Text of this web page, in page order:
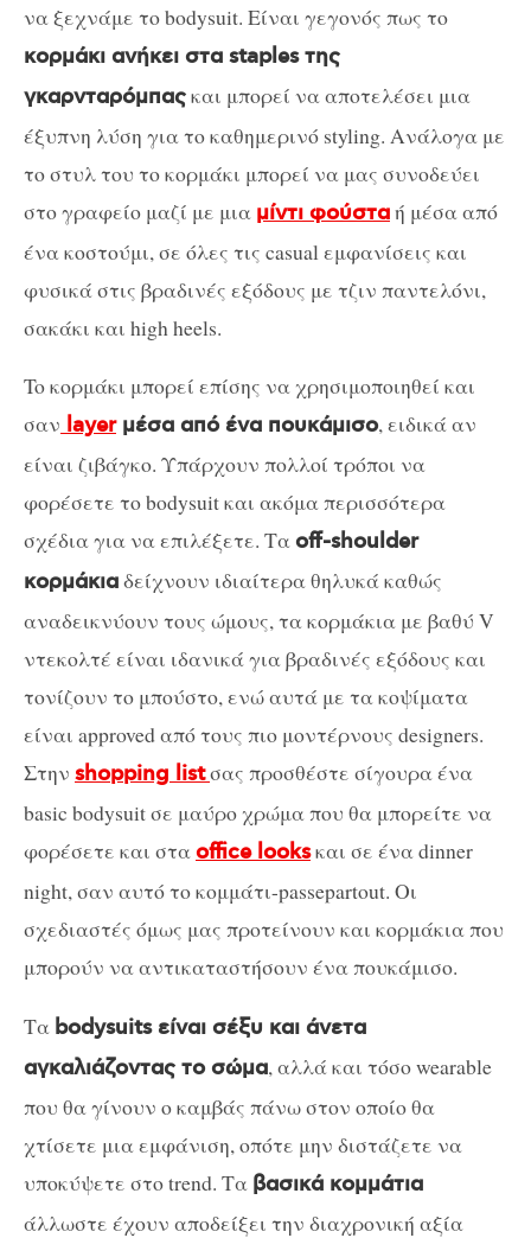
να ξεχνάμε το bodysuit. Είναι γεγονός πως το
κορμάκι ανήκει στα staples της
γκαρνταρόμπαςκαι μπορεί να αποτελέσει μια
έξυπνη λύση για το καθημερινό styling. Ανάλογα με
το στυλ του το κορμάκι μπορεί να μας συνοδεύει
στο γραφείο μαζί με μια μίντι φούσταή μέσα από
ένα κοστούμι, σε όλες τις casual εμφανίσεις και
φυσικά στις βραδινές εξόδους με τζιν παντελόνι,
σακάκι και high heels.
To κορμάκι μπορεί επίσης να χρησιμοποιηθεί και
σαν layerμέσα από ένα πουκάμισο, ειδικά αν
είναι ζιβάγκο. Υπάρχουν πολλοί τρόποι να
φορέσετε το bodysuit και ακόμα περισσότερα
σχέδια για να επιλέξετε. Ταoff-shoulder
κορμάκιαδείχνουν ιδιαίτερα θηλυκά καθώς
αναδεικνύουν τους ώμους, τα κορμάκια με βαθύ V
ντεκολτέ είναι ιδανικά για βραδινές εξόδους και
τονίζουν το μπούστο, ενώ αυτά με τα κοψίματα
είναι approved από τους πιο μοντέρνους designers.
Στην shopping listσας προσθέστε σίγουρα ένα
basic bodysuit σε μαύρο χρώμα που θα μπορείτε να
φορέσετε και σταoffice looksκαι σε ένα dinner
night, σαν αυτό το κομμάτι-passepartout. Οι
σχεδιαστές όμως μας προτείνουν και κορμάκια που
μπορούν να αντικαταστήσουν ένα πουκάμισο.
Τα bodysuits είναι σέξυ και άνετα
αγκαλιάζοντας το σώμα, αλλά και τόσο wearable
που θα γίνουν ο καμβάς πάνω στον οποίο θα
χτίσετε μια εμφάνιση, οπότε μην διστάζετε να
υποκύψετε στο trend. Τα βασικά κομμάτια
άλλωστε έχουν αποδείξει την διαχρονική αξία